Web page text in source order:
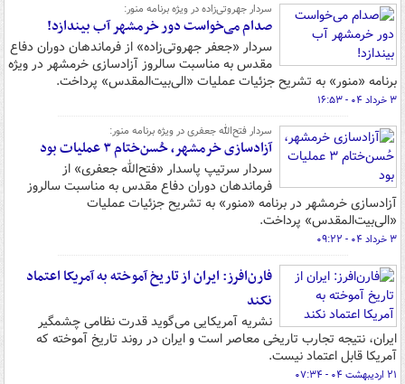
سردار جهروتی‌زاده در ویژه برنامه منور:
صدام می‌خواست دور خرمشهر آب بیندازد!
سردار «جعفر جهروتی‌زاده» از فرماندهان دوران دفاع
مقدس به مناسبت سالروز آزادسازی خرمشهر در ویژه
برنامه «منور» به تشریح جزئیات عملیات «الی‌بیت‌المقدس» پرداخت.
۳ خرداد ۰۴ - ۱۶:۵۳
سردار فتح‌الله جعفری در ویژه برنامه منور:
آزادسازی خرمشهر، حُسن‌ختام ۳ عملیات‌ بود
سردار سرتیپ پاسدار «فتح‌الله جعفری» از
فرماندهان دوران دفاع مقدس به مناسبت سالروز
آزادسازی خرمشهر در برنامه «منور» به تشریح جزئیات عملیات
«الی‌بیت‌المقدس» پرداخت.
۳ خرداد ۰۴ - ۰۹:۲۲
فارن‌افرز: ایران از تاریخ آموخته به آمریکا اعتماد
نکند
نشریه آمریکایی می‌گوید قدرت نظامی چشمگیر
ایران، نتیجه تجارب تاریخی معاصر است و ایران در روند تاریخ آموخته که
آمریکا قابل اعتماد نیست.
۲۱ اردیبهشت ۰۴ - ۰۷:۳۴